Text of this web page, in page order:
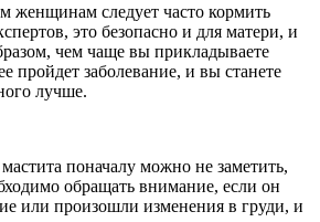
женщинам следует часто кормить
это безопасно и для матери, и
чем чаще вы прикладываете
пройдет заболевание, и вы станете
лучше.
поначалу можно не заметить,
обращать внимание, если он
или произошли изменения в груди, и